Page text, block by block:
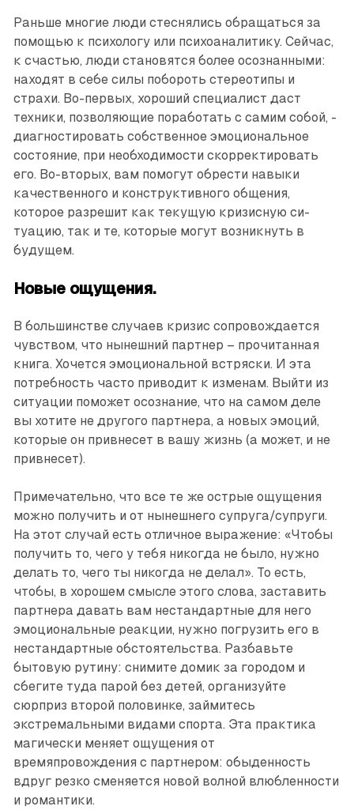
Раньше многие люди стеснялись обращаться за
помощью к психологу или психоаналитику. Сейчас,
к счастью, люди становятся более осознанными:
находят в себе силы побороть стереотипы и
страхи. Во-первых, хороший специа­лист даст
техники, позволяющие поработать с самим собой, ­
диагностировать собственное эмоциональное
состояние, при необходимости скорректировать
его. Во-вторых, вам помогут обрести навыки
качественного и конструктивного общения,
которое разрешит как текущую кризисную си­
туацию, так и те, которые могут возникнуть в
будущем.
Новые ощущения.
В большинстве случаев кризис сопровождается
чувством, что нынешний партнер – прочитанная
книга. Хочется эмоциональной встряски. И эта
потребность часто приводит к изменам. Выйти из
ситуации поможет осознание, что на самом деле
вы хотите не другого партнера, а новых эмоций,
которые он привнесет в вашу жизнь (а может, и не
привнесет).
Примечательно, что все те же острые ощущения
можно получить и от нынешнего супруга/супруги.
На этот случай есть отличное выражение: «Чтобы
получить то, чего у тебя никогда не было, нужно
делать то, чего ты никогда не делал». То есть,
чтобы, в хорошем смысле этого слова, заставить
партнера давать вам нестандартные для него
эмоциональные реакции, нужно погрузить его в
нестандартные обстоятельства. Разбавьте
бытовую рутину: снимите домик за городом и
сбегите туда парой без детей, организуйте
сюрприз второй половинке, займитесь
экстремальными видами спорта. Эта практика
магически меняет ощущения от
времяпровождения с парт­нером: обыденность
вдруг резко сменяется новой волной влюбленности
и романтики.